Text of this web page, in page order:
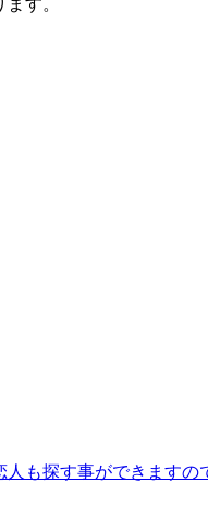
も探す事ができますの